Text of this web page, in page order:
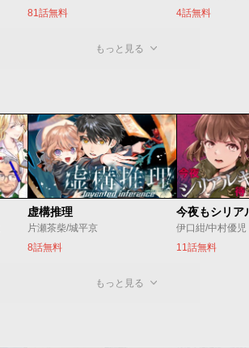
81話無料
4話無料
もっと見る
虚構推理
片瀬茶柴/城平京
8話無料
伊口紺/中村優児
11話無料
もっと見る